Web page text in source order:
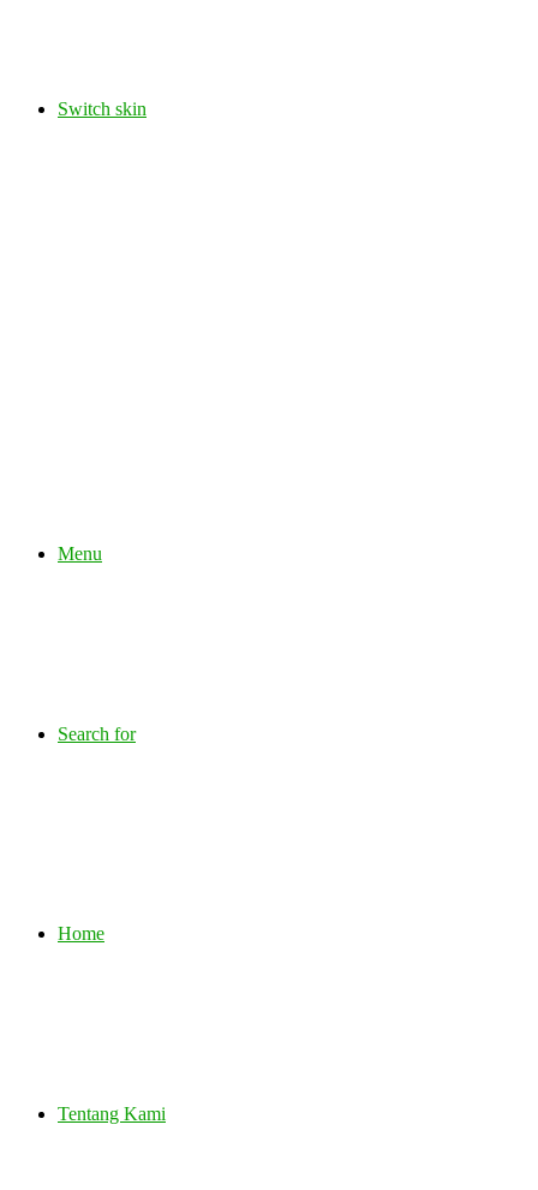
Switch skin
Menu
Search for
Home
Tentang Kami